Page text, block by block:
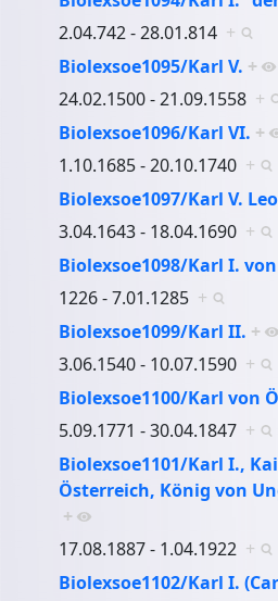
2.04.742 - 28.01.814 +
Biolexsoe1095/Karl V. +
24.02.1500 - 21.09.1558 +
Biolexsoe1096/Karl VI. +
1.10.1685 - 20.10.1740 +
Biolexsoe1097/Karl V.
3.04.1643 - 18.04.1690 +
Biolexsoe1098/Karl I.
1226 - 7.01.1285 +
Biolexsoe1099/Karl II. +
3.06.1540 - 10.07.1590 +
Biolexsoe1100/Karl von
5.09.1771 - 30.04.1847 +
Biolexsoe1101/Karl I.,
Österreich, König von
+
17.08.1887 - 1.04.1922 +
Biolexsoe1102/Karl I.